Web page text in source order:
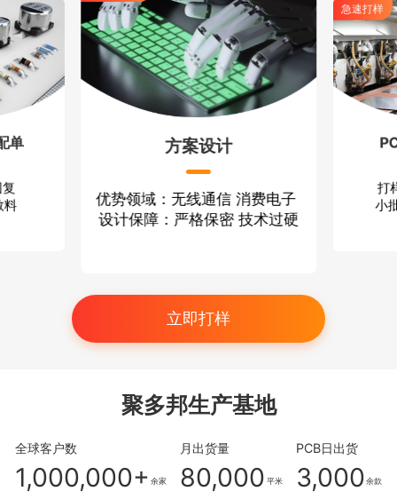
单
料
方案设计
优势领域：无线通信 消费电子
设计保障：严格保密 技术过硬
急速打样
打
小
立即打样
聚多邦生产基地
全球客户数
1,000,000+ 余家
月出货量
80,000 平米
PCB日出货
3,000 余款